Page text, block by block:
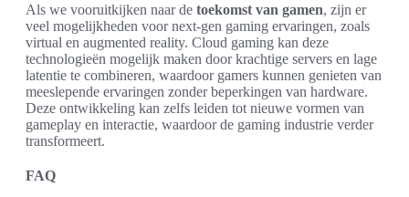
Als we vooruitkijken naar de toekomst van gamen, zijn er
veel mogelijkheden voor next-gen gaming ervaringen, zoals
virtual en augmented reality. Cloud gaming kan deze
technologieën mogelijk maken door krachtige servers en lage
latentie te combineren, waardoor gamers kunnen genieten van
meeslepende ervaringen zonder beperkingen van hardware.
Deze ontwikkeling kan zelfs leiden tot nieuwe vormen van
gameplay en interactie, waardoor de gaming industrie verder
transformeert.
FAQ